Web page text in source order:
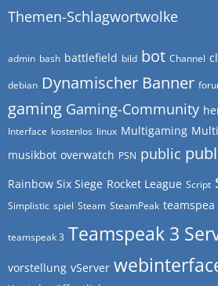
Themen-Schlagwortwolke
admin bash battlefield bild bot Channel
debian Dynamischer Banner
gaming Gaming-Community
Interface kostenlos linux Multigaming
musikbot overwatch PSN public
Rainbow Six Siege Rocket League Script
Simplistic spiel Steam SteamPeak teamspea
teamspeak 3 Teamspeak 3
vorstellung vServer